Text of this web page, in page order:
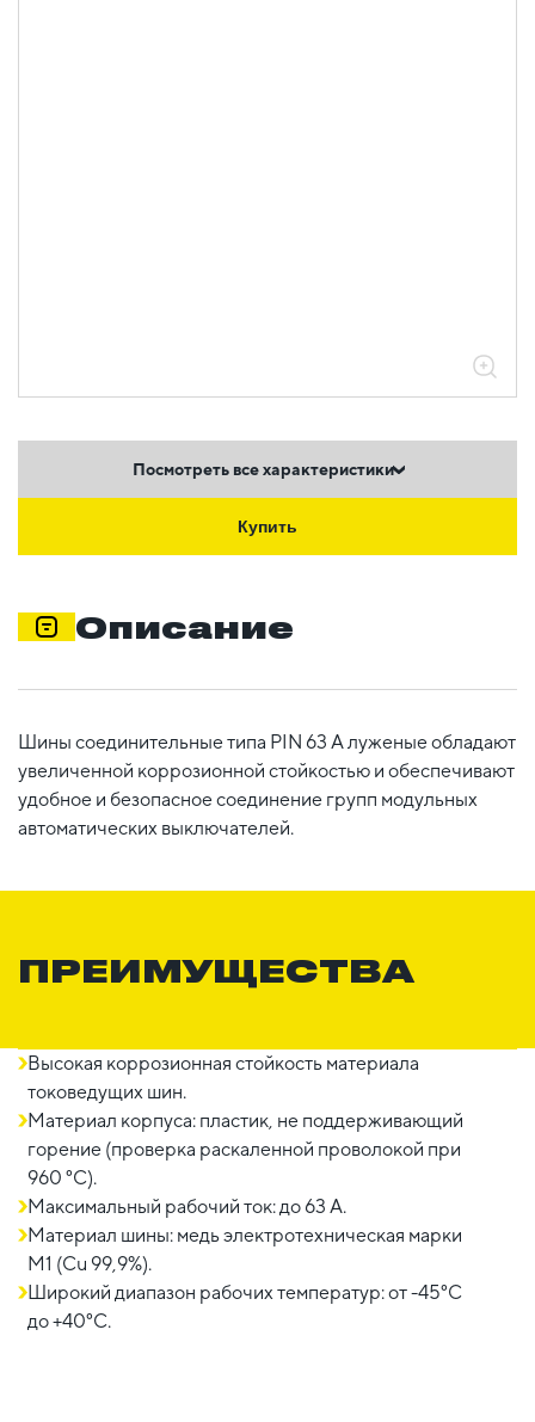
Посмотреть все характеристики
Купить
Описание
Шины соединительные типа PIN 63 A луженые обладают
увеличенной коррозионной стойкостью и обеспечивают
удобное и безопасное соединение групп модульных
автоматических выключателей.
ПРЕИМУЩЕСТВА
Высокая коррозионная стойкость материала
токоведущих шин.
Материал корпуса: пластик, не поддерживающий
горение (проверка раскаленной проволокой при
960 °С).
Максимальный рабочий ток: до 63 А.
Материал шины: медь электротехническая марки
М1 (Cu 99,9%).
Широкий диапазон рабочих температур: от -45°C
до +40°C.